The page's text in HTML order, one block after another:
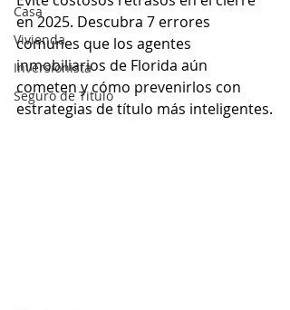
Casa
Vivienda
Inversionista
Seguro de Titulo
en 2025. Descubra 7 errores
comunes que los agentes
inmobiliarios de Florida aún
cometen y cómo prevenirlos con
estrategias de título más inteligentes.